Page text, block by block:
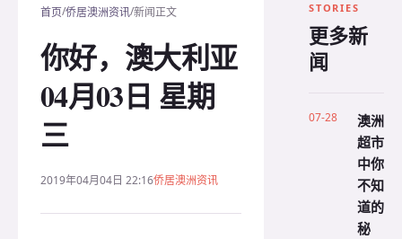
首页/侨居澳洲资讯/新闻正文
你好，澳大利亚
04月03日 星期
三
2019年04月04日 22:16侨居澳洲资讯
STORIES
更多新
闻
07-28
澳洲
超市
中你
不知
道的
秘